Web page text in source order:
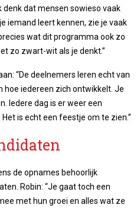
denk dat mensen sowieso vaak
iemand leert kennen, zie je vaak
wat dit programma ook zo
zo zwart-wit als je denkt.”
“De deelnemers leren echt van
hoe iedereen zich ontwikkelt. Je
Iedere dag is er weer een
is echt een feestje om te zien.”
de opnames behoorlijk
Robin: “Je gaat toch een
met hun groei en alles wat ze